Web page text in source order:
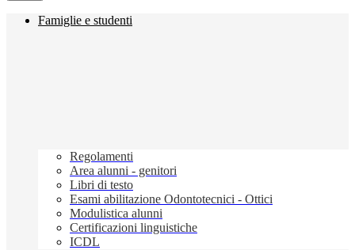
Famiglie e studenti
Regolamenti
Area alunni - genitori
Libri di testo
Esami abilitazione Odontotecnici - Ottici
Modulistica alunni
Certificazioni linguistiche
ICDL